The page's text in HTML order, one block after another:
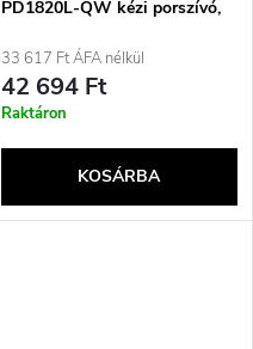
PD1820L-QW kézi porszívó,
33 617 Ft ÁFA nélkül
42 694 Ft
Raktáron
KOSÁRBA